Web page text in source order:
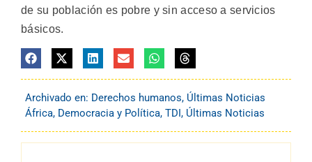
de su población es pobre y sin acceso a servicios
básicos.
Archivado en: Derechos humanos, Últimas Noticias
África, Democracia y Política, TDI , Últimas Noticias